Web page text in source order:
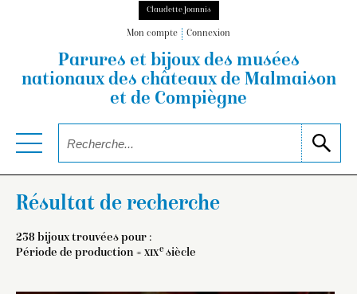
Claudette Joannis
Mon compte Connexion
Parures et bijoux des musées
nationauxdes châteaux de Malmaison
et de Compiègne
Résultat de recherche
238 bijoux trouvées pour :
Période de production = xixe siècle